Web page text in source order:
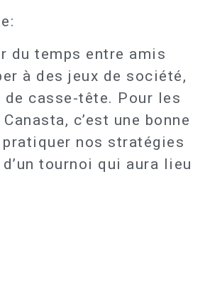
du temps entre amis
à des jeux de société,
de casse-tête. Pour les
c’est une bonne
nos stratégies
tournoi qui aura lieu